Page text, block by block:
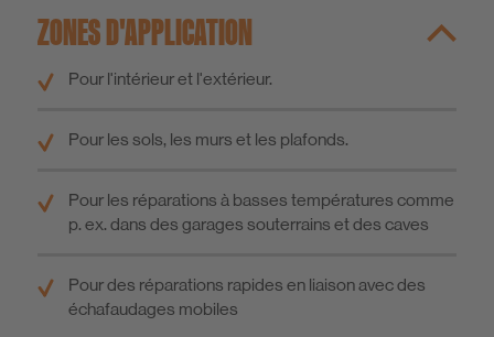
ZONES D'APPLICATION
Pour l'intérieur et l'extérieur.
Pour les sols, les murs et les plafonds.
Pour les réparations à basses températures comme
p. ex. dans des garages souterrains et des caves
Pour des réparations rapides en liaison avec des
échafaudages mobiles